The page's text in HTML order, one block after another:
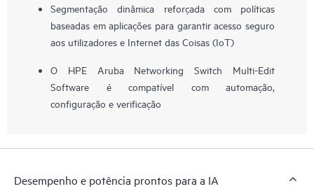
Segmentação dinâmica reforçada com políticas
baseadas em aplicações para garantir acesso seguro
aos utilizadores e Internet das Coisas (IoT)
O HPE Aruba Networking Switch Multi-Edit
Software é compatível com automação,
configuração e verificação
Desempenho e potência prontos para a IA